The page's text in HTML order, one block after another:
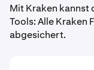
Mit Kraken kannst
Tools: Alle Kraken
abgesichert.